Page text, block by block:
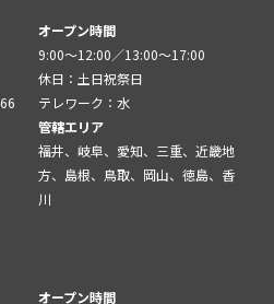
オープン時間
9:00～12:00／13:00～17:00
休日：土日祝祭日
テレワーク：水
管轄エリア
福井、岐阜、愛知、三重、近畿地
方、島根、鳥取、岡山、徳島、香
川
オープン時間